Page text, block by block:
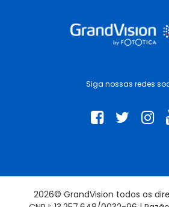
Siga nossas redes
2026© GrandVision todos os